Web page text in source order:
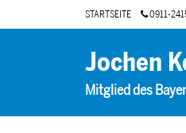
STARTSEITE 0911-
Jochen
Mitglied des